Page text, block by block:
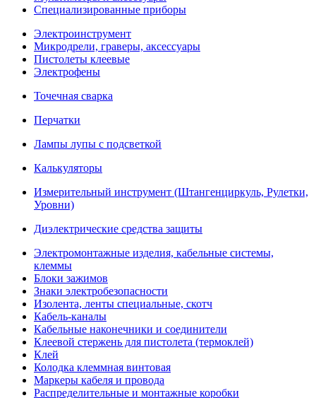
Специализированные приборы
Электроинструмент
Микродрели, граверы, аксессуары
Пистолеты клеевые
Электрофены
Точечная сварка
Перчатки
Лампы лупы с подсветкой
Калькуляторы
Измерительный инструмент (Штангенциркуль, Рулетки,
Уровни)
Диэлектрические средства защиты
Электромонтажные изделия, кабельные системы,
клеммы
Блоки зажимов
Знаки электробезопасности
Изолента, ленты специальные, скотч
Кабель-каналы
Кабельные наконечники и соединители
Клеевой стержень для пистолета (термоклей)
Клей
Колодка клеммная винтовая
Маркеры кабеля и провода
Распределительные и монтажные коробки